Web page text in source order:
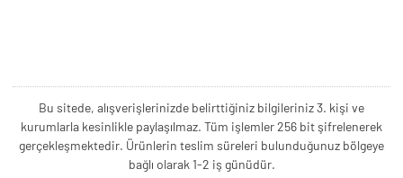
Bu sitede, alışverişlerinizde belirttiğiniz bilgileriniz 3. kişi ve
kurumlarla kesinlikle paylaşılmaz. Tüm işlemler 256 bit şifrelenerek
gerçekleşmektedir. Ürünlerin teslim süreleri bulunduğunuz bölgeye
bağlı olarak 1-2 iş günüdür.